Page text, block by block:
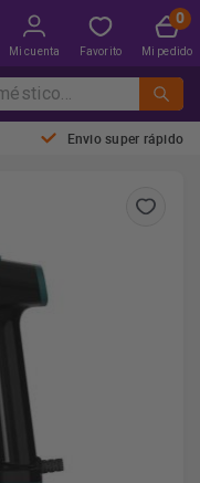
Mi cuenta Favorito Mi pedido
Envio super rápido